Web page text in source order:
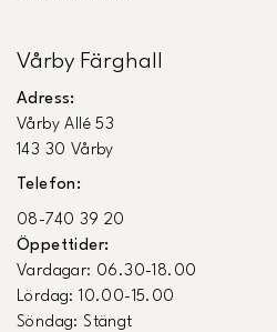
Vårby Färghall
Adress:
Vårby Allé 53
143 30 Vårby
Telefon:
08-740 39 20
Öppettider:
Vardagar: 06.30-18.00
Lördag: 10.00-15.00
Söndag: Stängt